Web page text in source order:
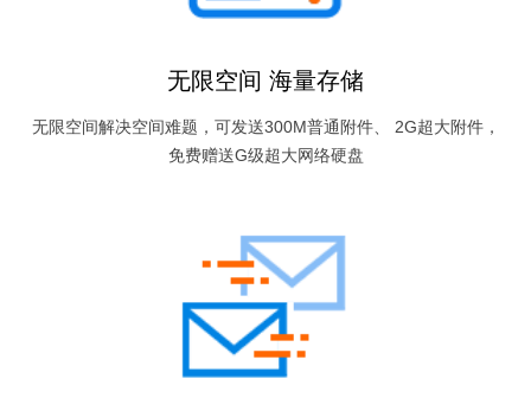
无限空间 海量存储
无限空间解决空间难题，可发送300M普通附件、 2G超大附件，
免费赠送G级超大网络硬盘